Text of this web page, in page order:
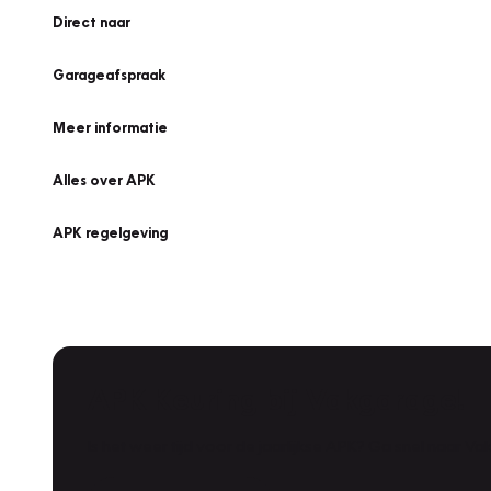
Direct naar
Garageafspraak
Meer informatie
Alles over APK
APK regelgeving